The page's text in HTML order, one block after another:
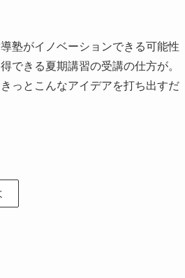
塾がイノベーションできる可能性
できる夏期講習の受講の仕方が。
っとこんなアイデアを打ち出すだ